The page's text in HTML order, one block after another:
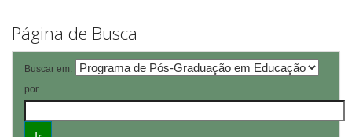
Página de Busca
Buscar em:
por